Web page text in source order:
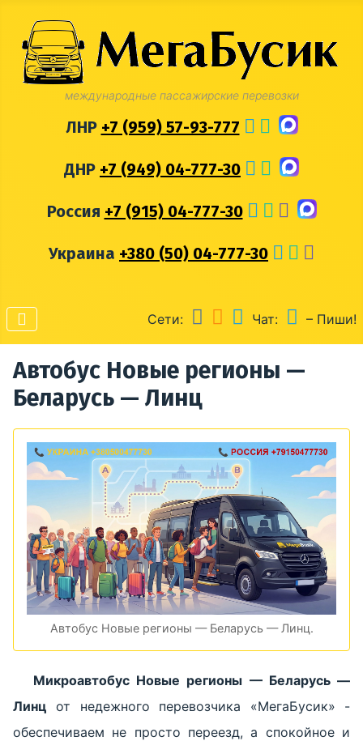
международные пассажирские перевозки
ЛНР +7 (959) 57-93-777
ДНР +7 (949) 04-777-30
Россия +7 (915) 04-777-30
Украина +380 (50) 04-777-30
Сети: Чат: – Пиши!
Автобус Новые регионы —
Беларусь — Линц
Автобус Новые регионы — Беларусь — Линц.
Микроавтобус Новые регионы — Беларусь —
Линц от недежного перевозчика «МегаБусик» -
обеспечиваем не просто переезд, а спокойное и